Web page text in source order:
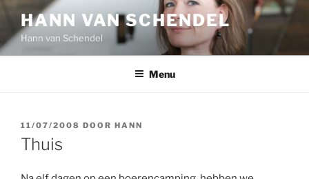
Ga
de
inhoud
HANN VAN SCHENDEL
Hann van Schendel
Menu
GEPLAATST
OP
11/07/2008 DOOR HANN
Thuis